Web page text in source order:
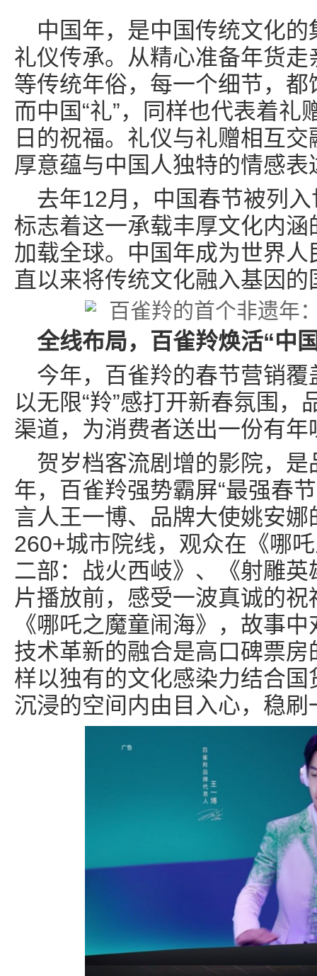
中国年，是中国传统文化
礼仪传承。从精心准备年货
等传统年俗，每一个细节，
而中国“礼”，同样也代表着
日的祝福。礼仪与礼赠相互
厚意蕴与中国人独特的情感表
去年12月，中国春节被列
标志着这一承载丰厚文化内
加载全球。中国年成为世界
直以来将传统文化融入基因
全线布局， 百雀羚焕活“中
今年，百雀羚的春节营销
以无限“羚”感打开新春氛围
渠道，为消费者送出一份有年
贺岁档客流剧增的影院，
年，百雀羚强势霸屏“最强春
言人王一博、品牌大使姚安
260+城市院线，观众在《哪
二部：战火西岐》、《射雕
片播放前，感受一波真诚的
《哪吒之魔童闹海》，故事
技术革新的融合是高口碑票
样以独有的文化感染力结合
沉浸的空间内由目入心，稳刷